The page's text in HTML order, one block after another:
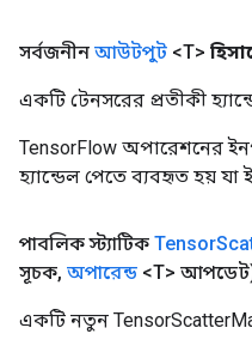
সর্বজনীন আউটপুট <T>
একটি টেনসরের প্রতীকী
TensorFlow অপারেশনের
হ্যান্ডেল পেতে ব্যবহৃত হয় যা
পাবলিক স্ট্যাটিক Tensor
সূচক, অপারেন্ড <T>
একটি নতুন